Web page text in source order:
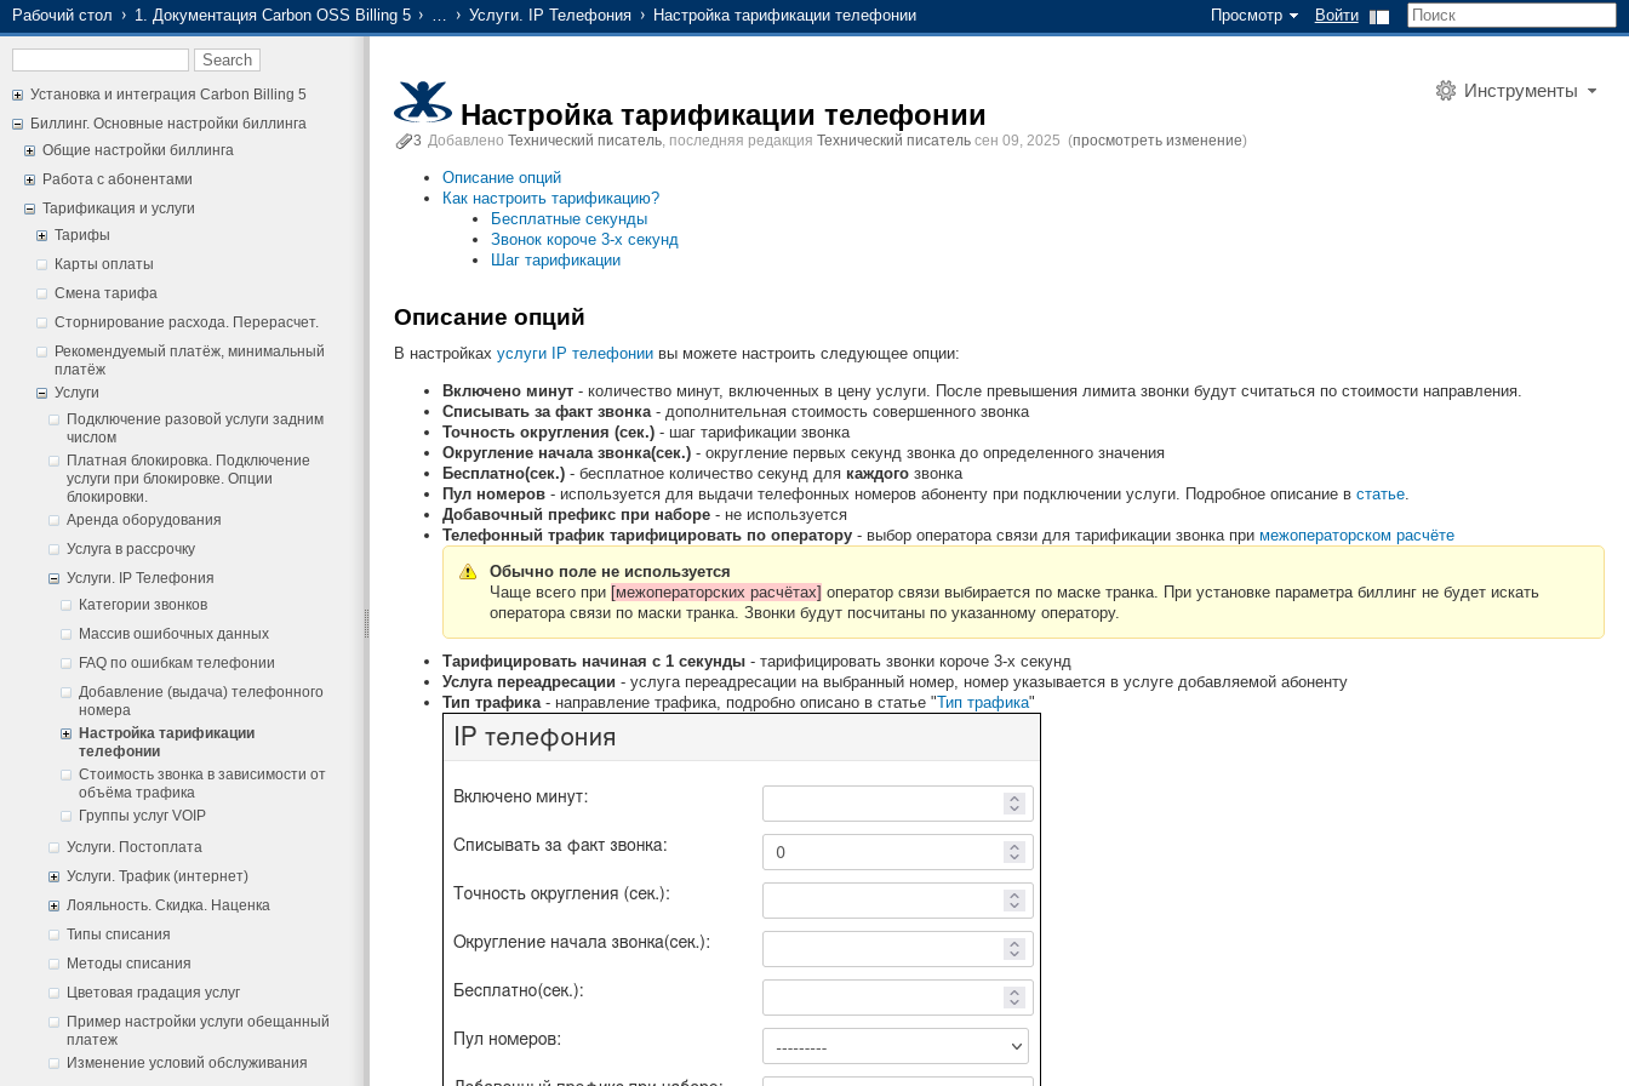
Просмотр Войти
Рабочий стол 1. Документация Carbon OSS Billing 5 … Услуги. IP Телефония Настройка тарификации телефонии
Установка и интеграция Carbon Billing 5
Биллинг. Основные настройки биллинга
Общие настройки биллинга
Работа с абонентами
Тарификация и услуги
Тарифы
Карты оплаты
Смена тарифа
Сторнирование расхода. Перерасчет.
Рекомендуемый платёж, минимальный
платёж
Услуги
Подключение разовой услуги задним
числом
Платная блокировка. Подключение
услуги при блокировке. Опции
блокировки.
Аренда оборудования
Услуга в рассрочку
Услуги. IP Телефония
Категории звонков
Массив ошибочных данных
FAQ по ошибкам телефонии
Добавление (выдача) телефонного
номера
Настройка тарификации
телефонии
Стоимость звонка в зависимости от
объёма трафика
Группы услуг VOIP
Услуги. Постоплата
Услуги. Трафик (интернет)
Лояльность. Скидка. Наценка
Типы списания
Методы списания
Цветовая градация услуг
Пример настройки услуги обещанный
платеж
Изменение условий обслуживания
Инструменты
Настройка тарификации телефонии
3 Добавлено Технический писатель, последняя редакция Технический писатель сен 09, 2025 (просмотреть изменение)
Описание опций
Как настроить тарификацию?
Бесплатные секунды
Звонок короче 3-х секунд
Шаг тарификации
Описание опций
В настройках услуги IP телефонии вы можете настроить следующее опции:
Включено минут - количество минут, включенных в цену услуги. После превышения лимита звонки будут считаться по стоимости направления.
Списывать за факт звонка - дополнительная стоимость совершенного звонка
Точность округления (сек.) - шаг тарификации звонка
Округление начала звонка(сек.) - округление первых секунд звонка до определенного значения
Бесплатно(сек.) - бесплатное количество секунд для каждого звонка
Пул номеров - используется для выдачи телефонных номеров абоненту при подключении услуги. Подробное описание в статье
Добавочный префикс при наборе - не используется
Телефонный трафик тарифицировать по оператору - выбор оператора связи для тарификации звонка при межоператорском расчёте
Обычно поле не используется
Чаще всего при [межоператорских расчётах] оператор связи выбирается по маске транка. При установке параметра биллинг не будет искать
оператора связи по маски транка. Звонки будут посчитаны по указанному оператору.
Тарифицировать начиная с 1 секунды - тарифицировать звонки короче 3-х секунд
Услуга переадресации - услуга переадресации на выбранный номер, номер указывается в услуге добавляемой абоненту
Тип трафика - направление трафика, подробно описано в статье "Тип трафика"